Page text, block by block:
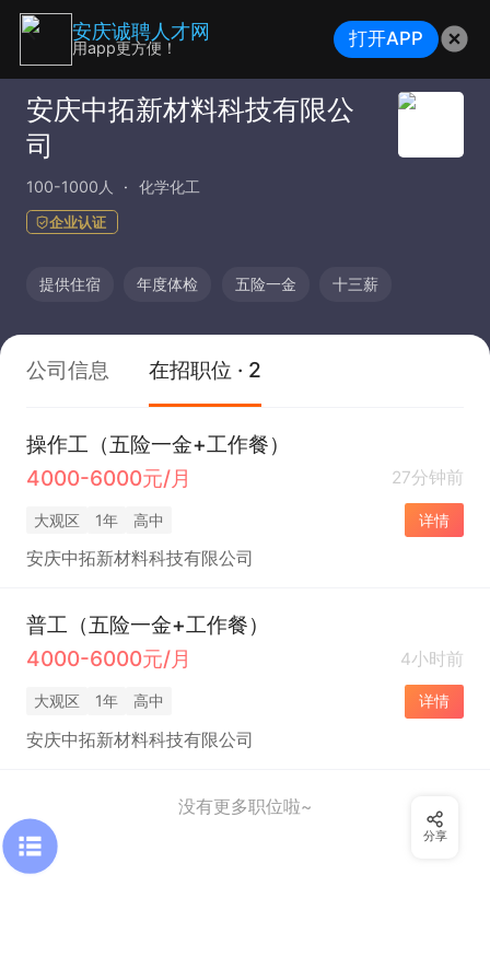
安庆中拓新材料科技有限公
司
100-1000人 化学化工
企业认证
提供住宿 年度体检 五险一金 十三薪
公司信息 在招职位 · 2
操作工（五险一金+工作餐）
4000-6000元/月
27分钟前
大观区 1年 高中 详情
安庆中拓新材料科技有限公司
普工（五险一金+工作餐）
4000-6000元/月
4小时前
大观区 1年 高中 详情
安庆中拓新材料科技有限公司
没有更多职位啦~
分享
安庆诚聘人才网
用app更方便！ 打开APP